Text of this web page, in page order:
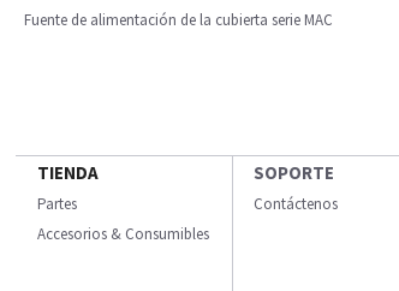
Fuente de alimentación de la cubierta serie MAC
TIENDA
Partes
Accesorios & Consumibles
SOPORTE
Contáctenos